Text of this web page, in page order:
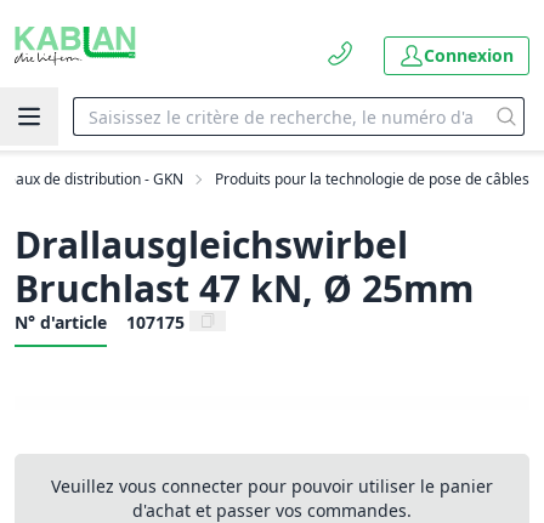
Connexion
de distribution - GKN Produits pour la technologie de pose de câbles
Drallausgleichswirbel
Bruchlast 47 kN, Ø 25mm
N° d'article 107175
Veuillez vous connecter pour pouvoir utiliser le panier
d'achat et passer vos commandes.